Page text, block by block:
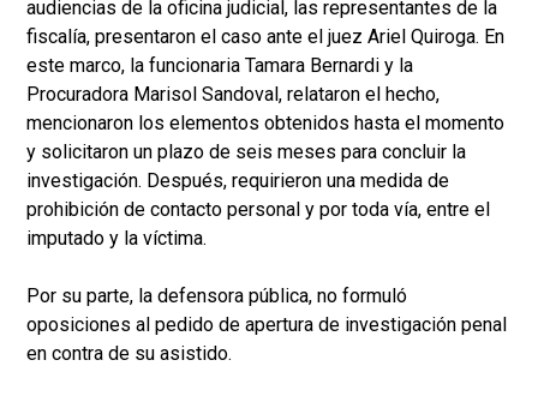
audiencias de la oficina judicial, las representantes de la
fiscalía, presentaron el caso ante el juez Ariel Quiroga. En
este marco, la funcionaria Tamara Bernardi y la
Procuradora Marisol Sandoval, relataron el hecho,
mencionaron los elementos obtenidos hasta el momento
y solicitaron un plazo de seis meses para concluir la
investigación. Después, requirieron una medida de
prohibición de contacto personal y por toda vía, entre el
imputado y la víctima.
Por su parte, la defensora pública, no formuló
oposiciones al pedido de apertura de investigación penal
en contra de su asistido.